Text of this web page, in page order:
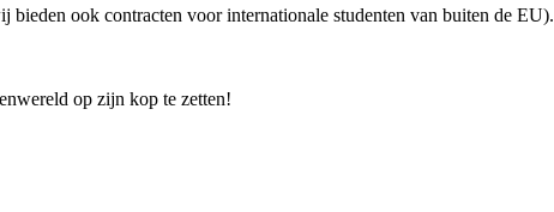
ook contracten voor internationale studenten van buiten de EU).
op zijn kop te zetten!